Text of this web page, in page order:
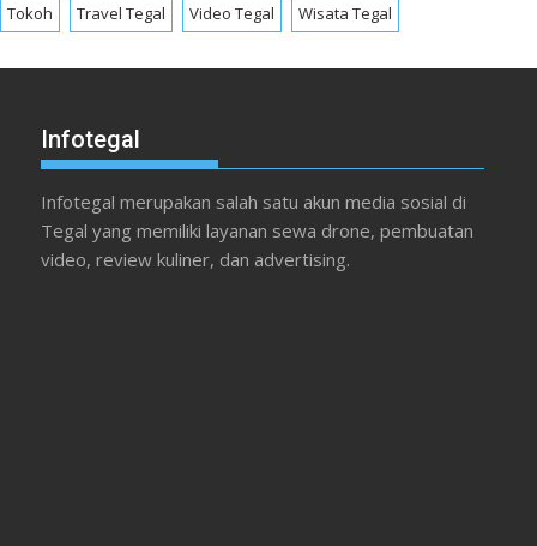
Tokoh Travel Tegal Video Tegal Wisata Tegal
Infotegal
Infotegal merupakan salah satu akun media sosial di
Tegal yang memiliki layanan sewa drone, pembuatan
video, review kuliner, dan advertising.